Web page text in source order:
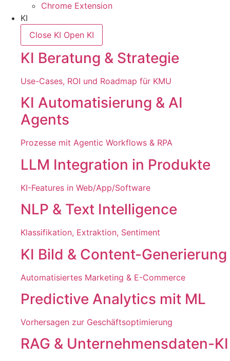
Chrome Extension
KI
Close KI Open KI
KI Beratung & Strategie
Use-Cases, ROI und Roadmap für KMU
KI Automatisierung & AI
Agents
Prozesse mit Agentic Workflows & RPA
LLM Integration in Produkte
KI-Features in Web/App/Software
NLP & Text Intelligence
Klassifikation, Extraktion, Sentiment
KI Bild & Content-Generierung
Automatisiertes Marketing & E-Commerce
Predictive Analytics mit ML
Vorhersagen zur Geschäftsoptimierung
RAG & Unternehmensdaten-KI